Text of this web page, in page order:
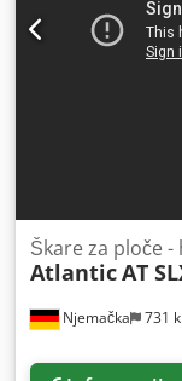
Tehnički podaci,
Djdpfsv Tk Efjx
Njemačka 731
Škare za ploče
AtlanticAT